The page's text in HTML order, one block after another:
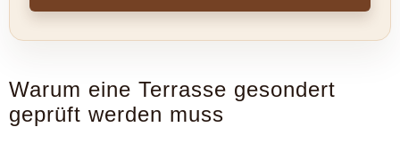
Warum eine Terrasse gesondert
geprüft werden muss